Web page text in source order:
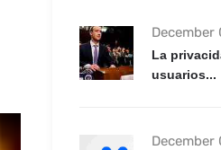
December
La
usuarios...
December